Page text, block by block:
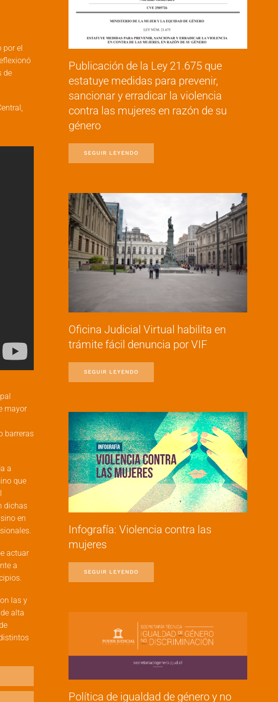
por el
de
mayor
barreras
a
que
dichas
en
actuar
a
las y
alta
Publicación de la Ley 21.675 que
estatuye medidas para prevenir,
sancionar y erradicar la violencia
contra las mujeres en razón de su
género
SEGUIR LEYENDO
Oficina Judicial Virtual habilita en
trámite fácil denuncia por VIF
SEGUIR LEYENDO
Infografía: Violencia contra las
mujeres
SEGUIR LEYENDO
Política de igualdad de género y no